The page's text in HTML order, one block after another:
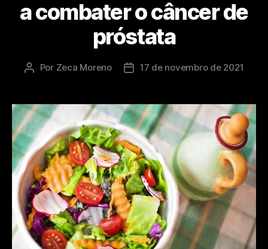
a combater o câncer de
próstata
Por Zeca Moreno 17 de novembro de 2021